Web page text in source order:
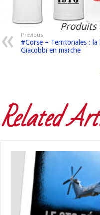
Produits
Previous
#Corse – Territoriales : la
Giacobbi en marche
Related